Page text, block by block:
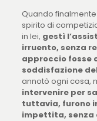
Quando
spirito di
in lei, gestì
irruento, senza
approccio fosse
soddisfazione
annotò ogni cosa,
intervenire per
tuttavia, furono
impettita, senza